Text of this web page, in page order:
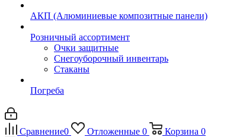
АКП (Алюминиевые композитные панели)
Розничный ассортимент
Очки защитные
Снегоуборочный инвентарь
Стаканы
Погреба
Сравнение0 Отложенные 0 Корзина 0